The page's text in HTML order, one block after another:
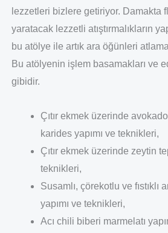
lezzetleri bizlere getiriyor. Damakta
yaratacak lezzetli atıştırmalıkların
bu atölye ile artık ara öğünleri
Bu atölyenin işlem basamakları ve
gibidir.
Çıtır ekmek üzerinde
karides yapımı ve teknikleri,
Çıtır ekmek üzerinde zeytin
teknikleri,
Susamlı, çörekotlu ve fıstıklı
yapımı ve teknikleri,
Acı chili biberi marmelatı